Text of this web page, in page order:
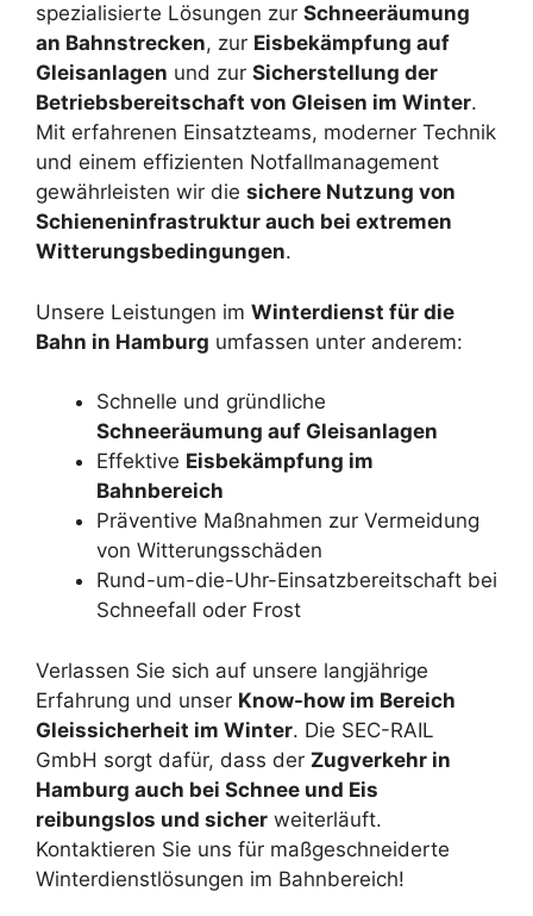
spezialisierte Lösungen zur Schneeräumung
an Bahnstrecken, zur Eisbekämpfung auf
Gleisanlagen und zur Sicherstellung der
Betriebsbereitschaft von Gleisen im Winter.
Mit erfahrenen Einsatzteams, moderner Technik
und einem effizienten Notfallmanagement
gewährleisten wir die sichere Nutzung von
Schieneninfrastruktur auch bei extremen
Witterungsbedingungen.
Unsere Leistungen im Winterdienst für die
Bahn in Hamburg umfassen unter anderem:
Schnelle und gründliche
Schneeräumung auf Gleisanlagen
Effektive Eisbekämpfung im
Bahnbereich
Präventive Maßnahmen zur Vermeidung
von Witterungsschäden
Rund-um-die-Uhr-Einsatzbereitschaft bei
Schneefall oder Frost
Verlassen Sie sich auf unsere langjährige
Erfahrung und unser Know-how im Bereich
Gleissicherheit im Winter. Die SEC-RAIL
GmbH sorgt dafür, dass der Zugverkehr in
Hamburg auch bei Schnee und Eis
reibungslos und sicher weiterläuft.
Kontaktieren Sie uns für maßgeschneiderte
Winterdienstlösungen im Bahnbereich!